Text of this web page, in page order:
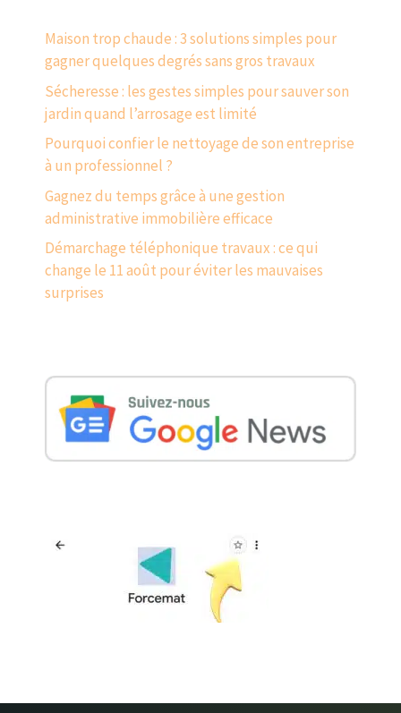
Maison trop chaude : 3 solutions simples pour
gagner quelques degrés sans gros travaux
Sécheresse : les gestes simples pour sauver son
jardin quand l’arrosage est limité
Pourquoi confier le nettoyage de son entreprise
à un professionnel ?
Gagnez du temps grâce à une gestion
administrative immobilière efficace
Démarchage téléphonique travaux : ce qui
change le 11 août pour éviter les mauvaises
surprises